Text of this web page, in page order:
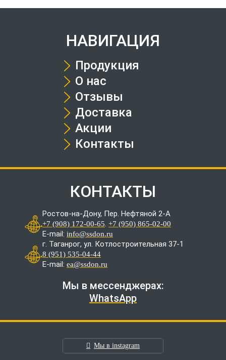
НАВИГАЦИЯ
Продукция
О нас
Отзывы
Доставка
Акции
Контакты
КОНТАКТЫ
Ростов-на-Дону, Пер. Нефтяной 2-А
+7 (908) 172-00-65. +7 (950) 865-02-00
E-mail: info@ssdon.ru
г. Таганрог, ул. Котлостроительная 37-1
8 (951) 535-04-44
E-mail: ea@ssdon.ru
Мы в мессенджерах:
WhatsApp
Мы в instagram